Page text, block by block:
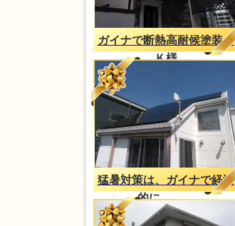
ガイナで断熱高耐候塗装、
Ｋ様
猛暑対策は、ガイナで経済
的に。。。